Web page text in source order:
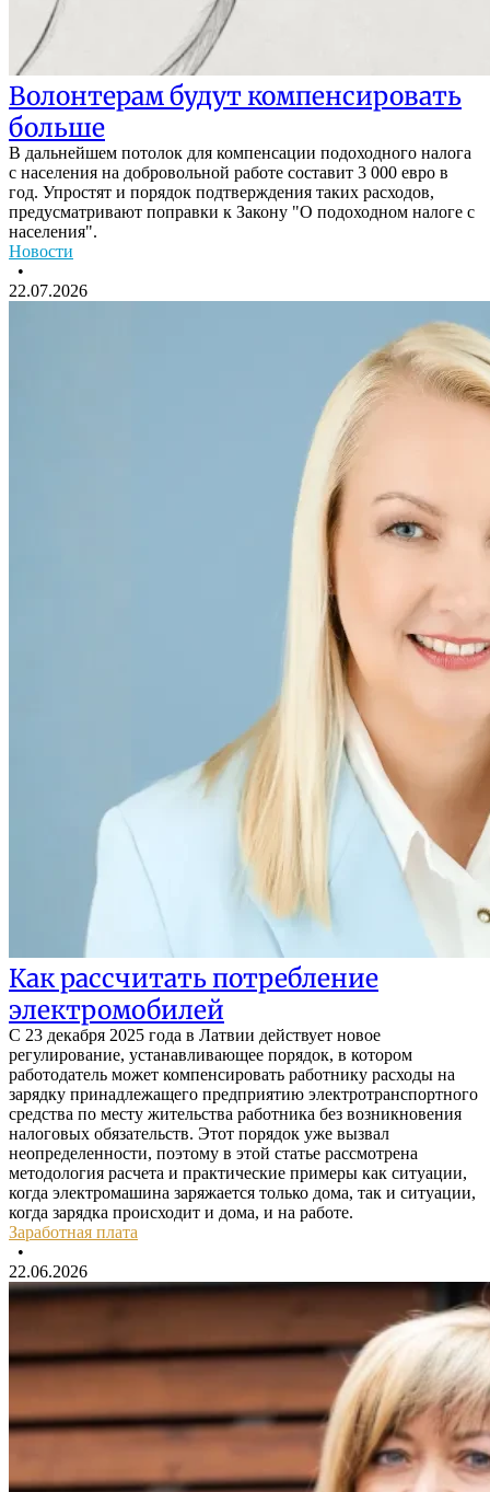
Волонтерам будут компенсировать
больше
В дальнейшем потолок для компенсации подоходного налога
с населения на добровольной работе составит 3 000 евро в
год. Упростят и порядок подтверждения таких расходов,
предусматривают поправки к Закону "О подоходном налоге с
населения".
Новости
•
22.07.2026
Как рассчитать потребление
электромобилей
С 23 декабря 2025 года в Латвии действует новое
регулирование, устанавливающее порядок, в котором
работодатель может компенсировать работнику расходы на
зарядку принадлежащего предприятию электротранспортного
средства по месту жительства работника без возникновения
налоговых обязательств. Этот порядок уже вызвал
неопределенности, поэтому в этой статье рассмотрена
методология расчета и практические примеры как ситуации,
когда электромашина заряжается только дома, так и ситуации,
когда зарядка происходит и дома, и на работе.
Заработная плата
•
22.06.2026